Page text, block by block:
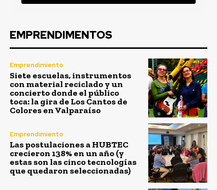
EMPRENDIMENTOS
Emprendimiento
Siete escuelas, instrumentos
con material reciclado y un
concierto donde el público
toca: la gira de Los Cantos de
Colores en Valparaíso
Emprendimiento
Las postulaciones a HUBTEC
crecieron 138% en un año (y
estas son las cinco tecnologías
que quedaron seleccionadas)